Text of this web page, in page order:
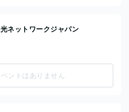
ネットワークジャパン
ントはありません